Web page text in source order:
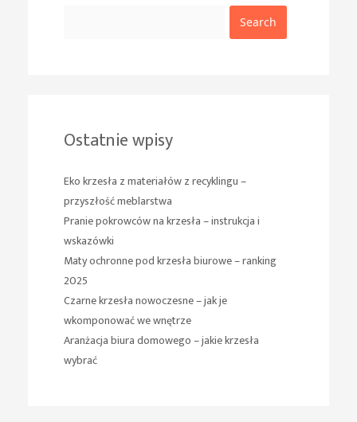
Ostatnie wpisy
Eko krzesła z materiałów z recyklingu –
przyszłość meblarstwa
Pranie pokrowców na krzesła – instrukcja i
wskazówki
Maty ochronne pod krzesła biurowe – ranking
2025
Czarne krzesła nowoczesne – jak je
wkomponować we wnętrze
Aranżacja biura domowego – jakie krzesła
wybrać